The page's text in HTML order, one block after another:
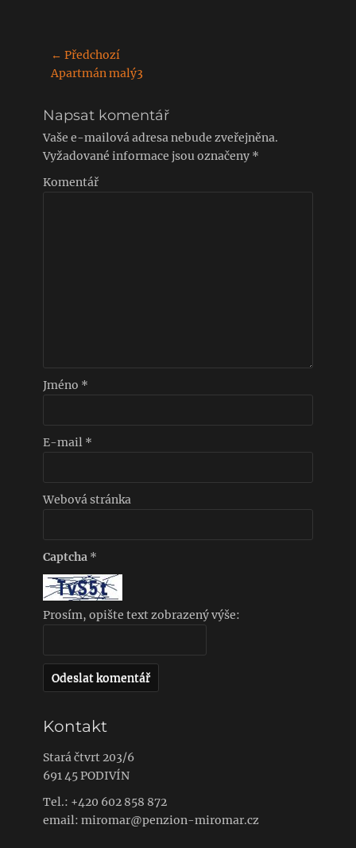
Navigace
pro
← Předchozí
Předchozí
Apartmán malý3
Napsat komentář
Vaše e-mailová adresa nebude zveřejněna.
Vyžadované informace jsou označeny *
Komentář
Jméno *
E-mail *
Webová stránka
Captcha *
Prosím, opište text zobrazený výše:
Kontakt
Stará čtvrt 203/6
691 45 PODIVÍN
Tel.: +420 602 858 872
email: miromar@penzion-miromar.cz